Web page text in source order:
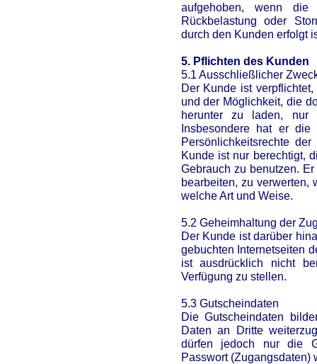
aufgehoben, wenn
Rückbelastung oder
durch den Kunden erfolgt
5. Pflichten des Kunden
5.1 Ausschließlicher
Der Kunde ist
und der Möglichkeit, die
herunter zu laden, nur
Insbesondere hat er die
Persönlichkeitsrechte
Kunde ist nur berechtigt,
Gebrauch zu benutzen.
bearbeiten, zu verwerten,
welche Art und Weise.
5.2 Geheimhaltung der
Der Kunde ist darüber
gebuchten Internetseiten
ist ausdrücklich nicht
Verfügung zu stellen.
5.3 Gutscheindaten
Die Gutscheindaten
Daten an Dritte
dürfen jedoch nur die
Passwort (Zugangsdaten)